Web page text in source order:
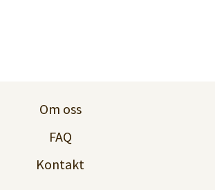
Om oss
FAQ
Kontakt